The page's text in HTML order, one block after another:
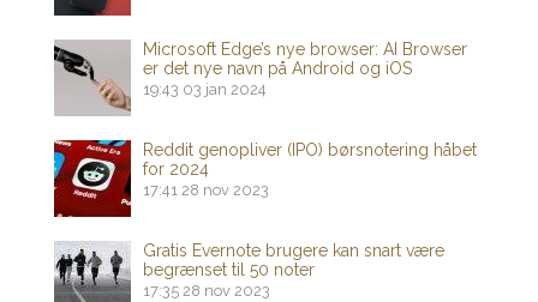
Microsoft Edge’s nye browser: AI Browser
er det nye navn på Android og iOS
19:43 03 jan 2024
Reddit genopliver (IPO) børsnotering håbet
for 2024
17:41 28 nov 2023
Gratis Evernote brugere kan snart være
begrænset til 50 noter
17:35 28 nov 2023